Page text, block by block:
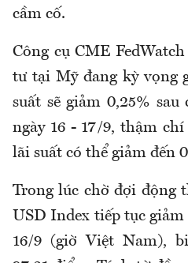
cầm cố.
Công cụ CME
tư tại Mỹ đang kỳ vọng
suất sẽ giảm 0,25% sau
ngày 16 - 17/9, thậm
lãi suất có thể giảm đến
Trong lúc chờ đợi động
USD Index tiếp tục giảm
16/9 (giờ Việt Nam),